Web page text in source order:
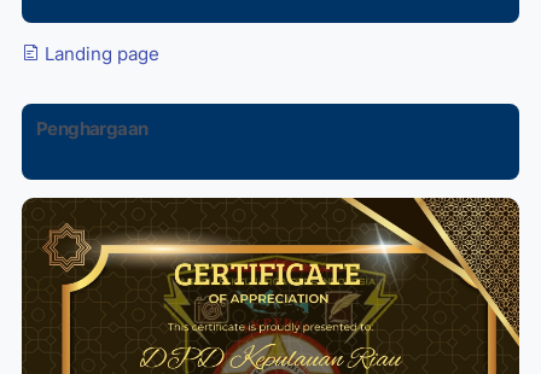
Landing page
Penghargaan